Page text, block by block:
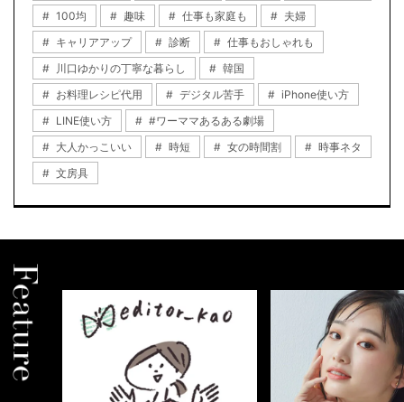
100均
趣味 仕事も家庭も
夫婦
キャリアアップ
診断
仕事もおしゃれも
川口ゆかりの丁寧な暮らし
韓国
お料理レシピ代用
デジタル苦手
iPhone使い方
LINE使い方
#ワーママあるある劇場
大人かっこいい
時短 女の時間割
時事ネタ
文房具